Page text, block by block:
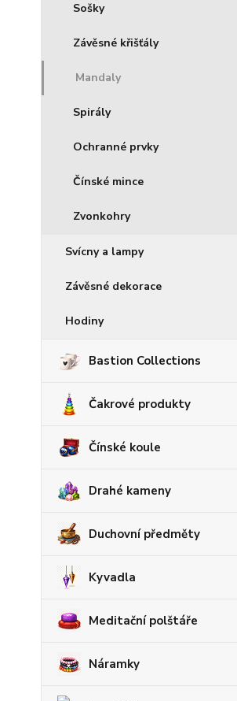
Sošky
Závěsné křišťály
Mandaly
Spirály
Ochranné prvky
Čínské mince
Zvonkohry
Svícny a lampy
Závěsné dekorace
Hodiny
Bastion Collections
Čakrové produkty
Čínské koule
Drahé kameny
Duchovní předměty
Kyvadla
Meditační polštáře
Náramky